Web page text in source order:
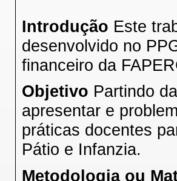
Introdução Este
desenvolvido no
financeiro da
Objetivo Partindo
apresentar e
práticas docentes
Pátio e Infanzia.
Metodologia ou